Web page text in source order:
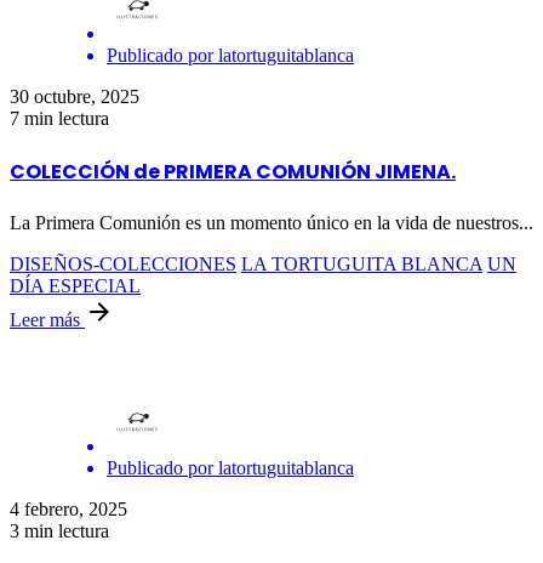
Publicado por latortuguitablanca
30 octubre, 2025
7 min lectura
COLECCIÓN de PRIMERA COMUNIÓN JIMENA.
La Primera Comunión es un momento único en la vida de nuestros...
DISEÑOS-COLECCIONES LA TORTUGUITA BLANCA UN
DÍA ESPECIAL
Leer más
Publicado por latortuguitablanca
4 febrero, 2025
3 min lectura